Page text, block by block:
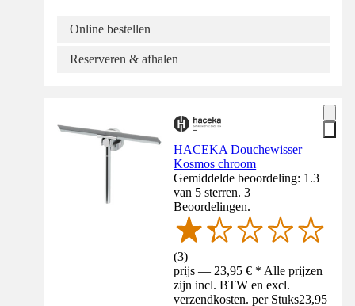
Online bestellen
Reserveren & afhalen
HACEKA Douchewisser
Kosmos chroom
Gemiddelde beoordeling: 1.3
van 5 sterren. 3
Beoordelingen.
(3)
prijs — 23,95 € * Alle prijzen
zijn incl. BTW en excl.
verzendkosten. per Stuks23,95